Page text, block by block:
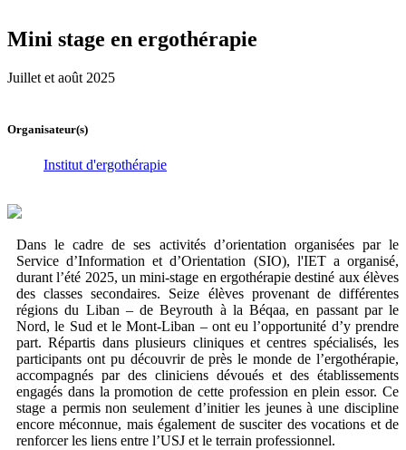
Mini stage en ergothérapie
Juillet et août 2025
Organisateur(s)
Institut d'ergothérapie
Dans le cadre de ses activités d’orientation organisées par le
Service d’Information et d’Orientation (SIO), l'IET a organisé,
durant l’été 2025, un mini-stage en ergothérapie destiné aux élèves
des classes secondaires. Seize élèves provenant de différentes
régions du Liban – de Beyrouth à la Béqaa, en passant par le
Nord, le Sud et le Mont-Liban – ont eu l’opportunité d’y prendre
part. Répartis dans plusieurs cliniques et centres spécialisés, les
participants ont pu découvrir de près le monde de l’ergothérapie,
accompagnés par des cliniciens dévoués et des établissements
engagés dans la promotion de cette profession en plein essor. Ce
stage a permis non seulement d’initier les jeunes à une discipline
encore méconnue, mais également de susciter des vocations et de
renforcer les liens entre l’USJ et le terrain professionnel.